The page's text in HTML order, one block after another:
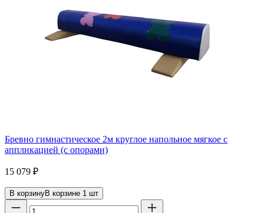
Бревно гимнастическое 2м круглое напольное мягкое с
аппликацией (с опорами)
15 079 ₽
В корзинуВ корзине 1 шт